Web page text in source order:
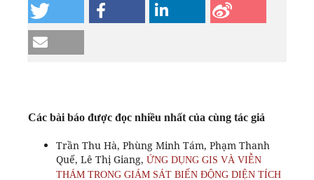
Các bài báo được đọc nhiều nhất của cùng tác giả
Trần Thu Hà, Phùng Minh Tám, Phạm Thanh
Quế, Lê Thị Giang, ỨNG DỤNG GIS VÀ VIỄN
THÁM TRONG GIÁM SÁT BIẾN ĐỘNG DIỆN TÍCH